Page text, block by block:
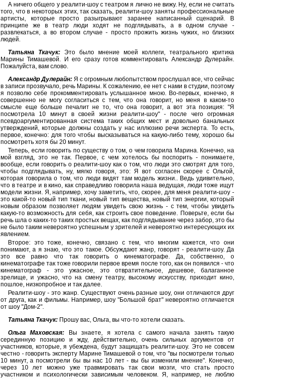
А ничего общего у реалити-шоу с театром я лично не вижу. Ну, если не считать
того, что в некоторых этих, так сказать, реалити-шоу заняты профессиональные
артисты, которые просто разыгрывают заранее написанный сценарий. В
принципе же в театр люди ходят не подглядывать, а в одном случае -
развлекаться, а во втором случае - просто прожить жизнь чужих, но близких
людей.
Татьяна Ткачук: Это было мнение моей коллеги, театрального критика
Марины Тимашевой. И его сразу готов комментировать Александр Дулерайн.
Пожалуйста, вам слово.
Александр Дулерайн: Я с огромным любопытством прослушал все, что сейчас
в записи прозвучало, речь Марины. К сожалению, ее нет с нами в студии, поэтому
я позволю себе прокомментировать услышанное мною. Во-первых, конечно, я
совершенно не могу согласиться с тем, что она говорит, но меня в каком-то
смысле еще больше печалит не то, что она говорит, а вот эта позиция: "Я
посмотрела 10 минут в своей жизни реалити-шоу" - после чего огромная
псевдоаргументированная система таких общих мест и довольно банальных
утверждений, которые должны создать у нас иллюзию речи эксперта. То есть,
первое, конечно: для того чтобы высказываться на какую-либо тему, хорошо бы
посмотреть хотя бы 20 минут.
Теперь, если говорить по существу о том, о чем говорила Марина. Конечно, на
мой взгляд, это не так. Первое, с чем хотелось бы поспорить - понимаете,
вообще, если говорить о реалити-шоу как о том, что люди это смотрят для того,
чтобы подглядывать, ну, мягко говоря, это: Я вот согласен скорее с Ольгой,
которая говорила о том, что люди видят там модель жизни.. Ведь удивительно,
что в театре и в кино, как справедливо говорила наша ведущая, люди тоже ищут
модели жизни. Я, например, хочу заметить, что, скорее, для меня реалити-шоу -
это какой-то новый тип ткани, новый тип вещества, новый тип энергии, который
новым образом позволяет людям увидеть свою жизнь - с тем, чтобы увидеть
какую-то возможность для себя, как строить свое поведение. Поверьте, если бы
речь шла о каких-то таких простых вещах, как подглядывание через забор, это бы
не было таким невероятно успешным у зрителей и невероятно интересующих их
явлением.
Второе: это тоже, конечно, связано с тем, что многим кажется, что они
понимают, а я знаю, что это такое. Обсуждают жанр, говорят - реалити-шоу. Да
это все равно что так говорить о кинематографе. Да, собственно, о
кинематографе так тоже говорили первое время после того, как он появился - что
кинематограф - это ужасное, это отвратительное, дешевое, балаганное
зрелище, и ужасно, что на смену театру, высокому искусству, приходит кино,
пошлое, низкопробное и так далее.
Реалити-шоу - это жанр. Существуют очень разные шоу, они отличаются друг
от друга, как и фильмы. Например, шоу "Большой брат" невероятно отличается
от шоу "Дом-2".
Татьяна Ткачук: Прошу вас, Ольга, вы что-то хотели сказать.
Ольга Маховская: Вы знаете, я хотела с самого начала занять такую
серединную позицию и жду, действительно, очень сильных аргументов от
участников, которые, я убеждена, будут защищать реалити-шоу. Это не совсем
честно - говорить эксперту Марине Тимашевой о том, что "вы посмотрели только
10 минут, а посмотрели бы вы нас 10 лет - вы бы изменили мнение". Конечно,
через 10 лет можно уже травмировать так свои мозги, что стать просто
участником и психологически зависимым человеком. Я, например, не люблю